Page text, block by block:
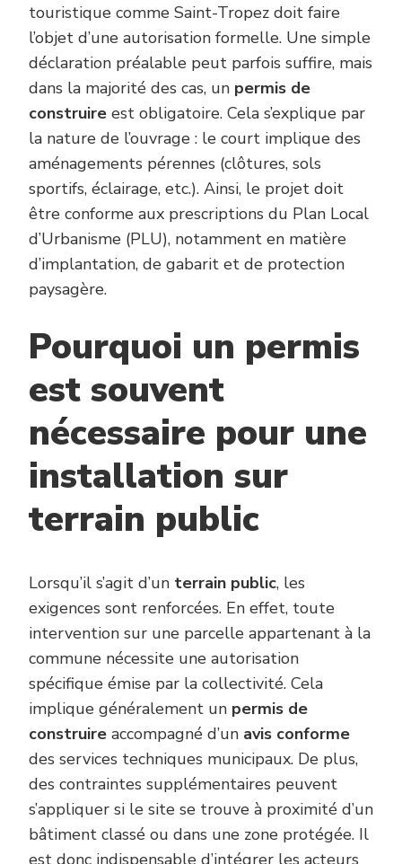
touristique comme Saint-Tropez doit faire
l’objet d’une autorisation formelle. Une simple
déclaration préalable peut parfois suffire, mais
dans la majorité des cas, un permis de
construire est obligatoire. Cela s’explique par
la nature de l’ouvrage : le court implique des
aménagements pérennes (clôtures, sols
sportifs, éclairage, etc.). Ainsi, le projet doit
être conforme aux prescriptions du Plan Local
d’Urbanisme (PLU), notamment en matière
d’implantation, de gabarit et de protection
paysagère.
Pourquoi un permis
est souvent
nécessaire pour une
installation sur
terrain public
Lorsqu’il s’agit d’un terrain public, les
exigences sont renforcées. En effet, toute
intervention sur une parcelle appartenant à la
commune nécessite une autorisation
spécifique émise par la collectivité. Cela
implique généralement un permis de
construire accompagné d’un avis conforme
des services techniques municipaux. De plus,
des contraintes supplémentaires peuvent
s’appliquer si le site se trouve à proximité d’un
bâtiment classé ou dans une zone protégée. Il